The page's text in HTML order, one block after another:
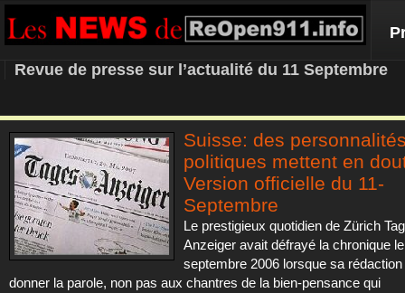
REOPEN911 – NEWS
Revue de presse sur l’actualité du 11 Septembre
Suisse: des
politiques mettent en
Version officielle du 11-
Septembre
Le prestigieux quotidien de Zürich
Anzeiger avait défrayé la chronique
septembre 2006 lorsque sa
donner la parole, non pas aux chantres de la bien-pensance qui